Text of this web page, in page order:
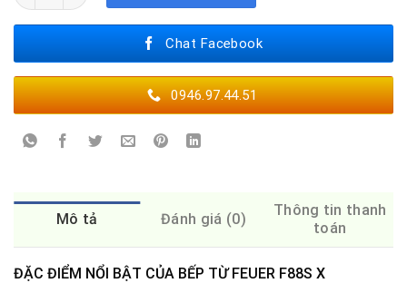
Chat Facebook
0946.97.44.51
Mô tả Đánh giá (0)
Thông tin thanh
toán
ĐẶC ĐIỂM NỔI BẬT CỦA BẾP TỪ FEUER F88S X